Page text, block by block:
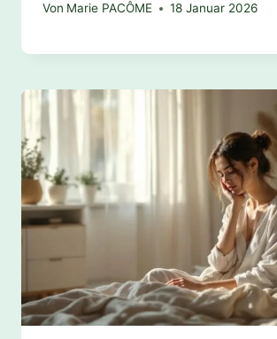
Von Marie PACÔME 18 Januar 2026